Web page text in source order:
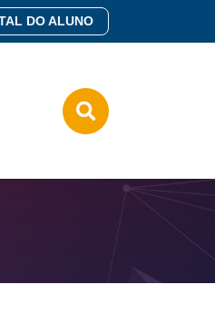
DO ALUNO